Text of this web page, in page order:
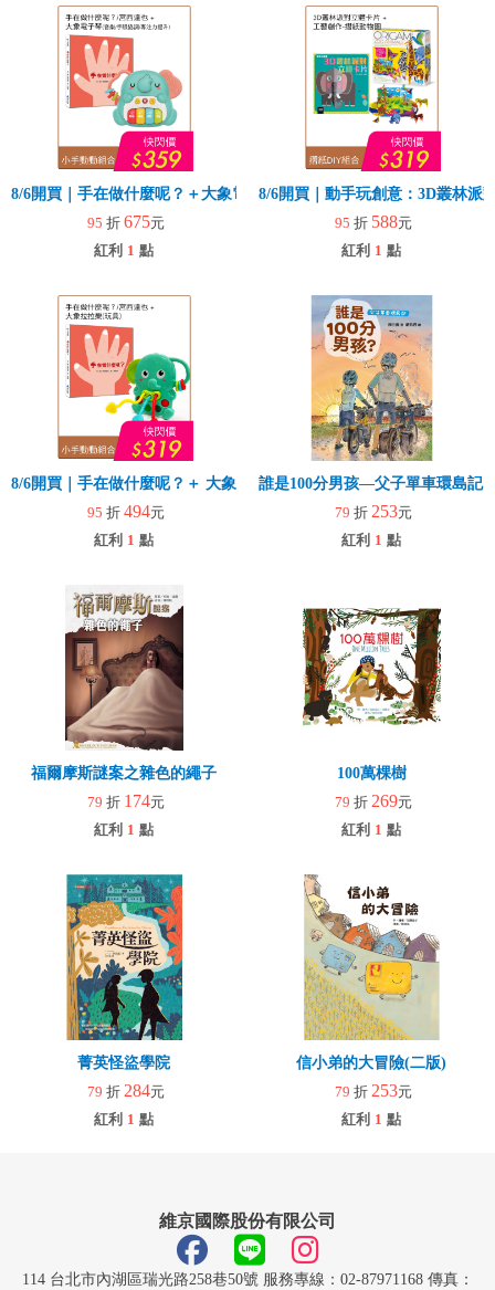
8/6開買｜手在做什麼呢？＋大象電子琴
95 折 675元
紅利 1 點
8/6開買｜動手玩創意：3D叢林派
95 折 588元
紅利 1 點
8/6開買｜手在做什麼呢？＋ 大象拉拉樂(玩具)
95 折 494元
紅利 1 點
誰是100分男孩—父子單車環島記
79 折 253元
紅利 1 點
福爾摩斯謎案之雜色的繩子
79 折 174元
紅利 1 點
100萬棵樹
79 折 269元
紅利 1 點
菁英怪盜學院
79 折 284元
紅利 1 點
信小弟的大冒險(二版)
79 折 253元
紅利 1 點
維京國際股份有限公司
114 台北市內湖區瑞光路258巷50號 服務專線：02-87971168 傳真：